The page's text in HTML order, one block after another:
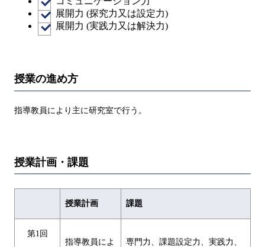
展開力 (探究力又は設定力)
展開力 (実践力又は解決力)
授業の進め方
指導教員により主に研究室で行う。
授業計画・課題
授業計画 課題
第1回
指導教員によ
専門力、課題設定力、実践力、